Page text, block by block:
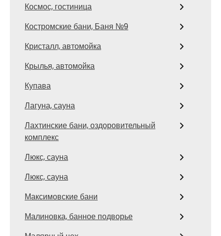
Космос, гостиница
Костромские бани, Баня №9
Кристалл, автомойка
Крылья, автомойка
Купава
Лагуна, сауна
Лахтинские бани, оздоровительный
комплекс
Люкс, сауна
Люкс, сауна
Максимовские бани
Малиновка, банное подворье